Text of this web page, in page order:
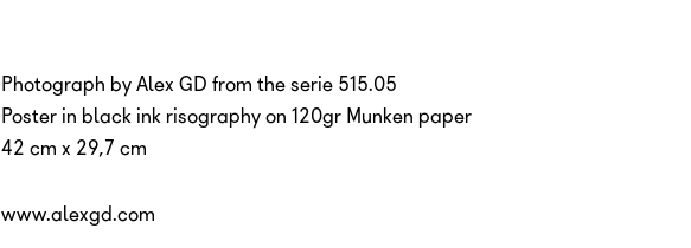
Photograph by Alex GD from the serie 515.05
Poster in black ink risography on 120gr Munken paper
42 cm x 29,7 cm
www.alexgd.com